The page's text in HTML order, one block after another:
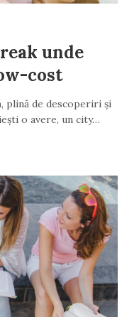
unde
cost
plină de descoperiri și
o avere, un city…